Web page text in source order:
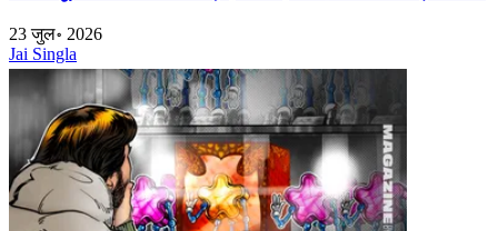
23 जुल॰ 2026
Jai Singla